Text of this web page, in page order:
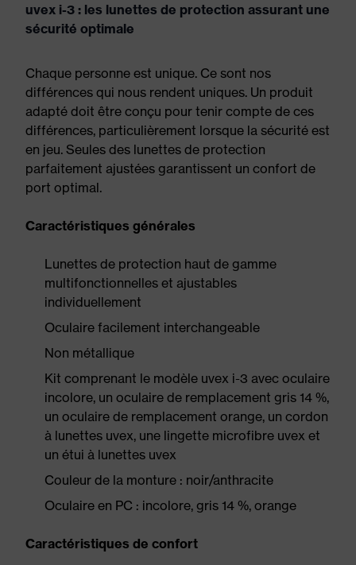
uvex i-3 : les lunettes de protection assurant une
sécurité optimale
Chaque personne est unique. Ce sont nos
différences qui nous rendent uniques. Un produit
adapté doit être conçu pour tenir compte de ces
différences, particulièrement lorsque la sécurité est
en jeu. Seules des lunettes de protection
parfaitement ajustées garantissent un confort de
port optimal.
Caractéristiques générales
Lunettes de protection haut de gamme
multifonctionnelles et ajustables
individuellement
Oculaire facilement interchangeable
Non métallique
Kit comprenant le modèle uvex i-3 avec oculaire
incolore, un oculaire de remplacement gris 14 %,
un oculaire de remplacement orange, un cordon
à lunettes uvex, une lingette microfibre uvex et
un étui à lunettes uvex
Couleur de la monture : noir/anthracite
Oculaire en PC : incolore, gris 14 %, orange
Caractéristiques de confort